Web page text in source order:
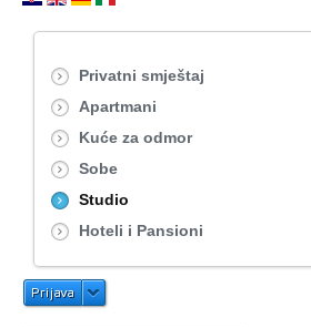
Privatni smještaj
Apartmani
Kuće za odmor
Sobe
Studio
Hoteli i Pansioni
Prijava